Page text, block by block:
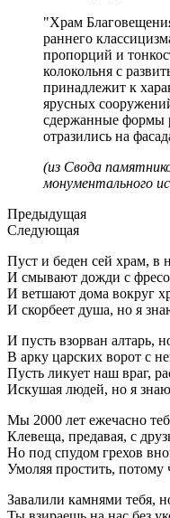
"Храм
раннего
пропорций и
колокольня с
принадлежит к
ярусных
сдержанные формы
отразились на
(из Свода
монументального
Предыдущая
Следующая
Пуст и беден сей храм, в
И смывают дожди с
И ветшают дома вокруг
И скорбеет душа, но я
И пусть взорван алтарь,
В арку царских ворот с
Пусть ликует наш враг,
Искушая людей, но я
Мы 2000 лет ежечасно
Клевеща, предавая, с
Но под спудом грехов
Умоляя простить, потому
Завалили камнями тебя,